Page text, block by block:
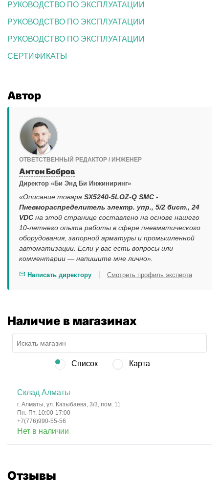
РУКОВОДСТВО ПО ЭКСПЛУАТАЦИИ
РУКОВОДСТВО ПО ЭКСПЛУАТАЦИИ
РУКОВОДСТВО ПО ЭКСПЛУАТАЦИИ
СЕРТИФИКАТЫ
Автор
ОТВЕТСТВЕННЫЙ РЕДАКТОР / ИНЖЕНЕР
Антон Бобров
Директор «Би Энд Би Инжиниринг»
«Описание товара SX5240-5LOZ-Q SMC -
Пневмораспределитель электр. упр., 5/2 бист., 24
VDC на этой странице составлено на основе нашего
10-летнего опыта работы в сфере пневматического
оборудования, запорной арматуры и промышленной
автоматизации. Если у вас есть вопросы или
комментарии — напишите мне лично».
Написать директору Смотреть профиль эксперта
Наличие в магазинах
Список Карта
Склад Алматы
г. Алматы, ул. Казыбаева, 3/3, пом. 11
Пн.-Пт. 10:00-17:00
+7(776)990-55-56
Нет в наличии
Отзывы